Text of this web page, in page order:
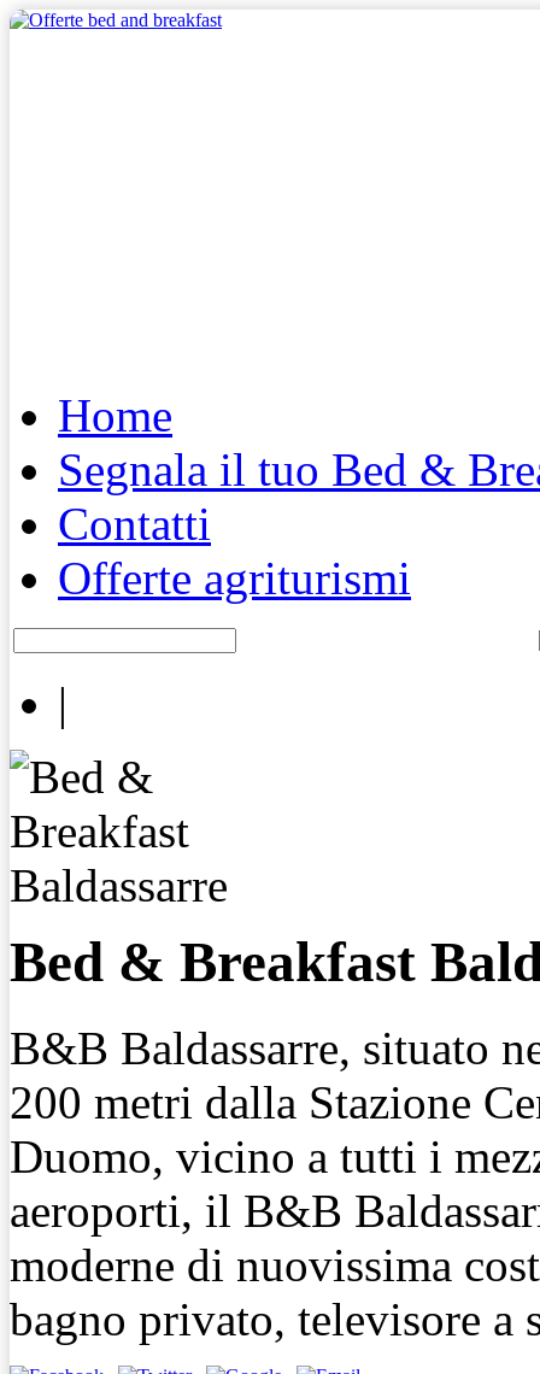
Home
Segnala il tuo Bed &
Contatti
Offerte agriturismi
|
Bed & Breakfast
B&B Baldassarre, situato
200 metri dalla Stazione
Duomo, vicino a tutti i
aeroporti, il B&B
moderne di nuovissima
bagno privato, televisore